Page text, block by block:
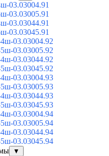
03.03004.91
03.03005.91
03.03044.91
03.03045.91
03.03004.92
03.03005.92
03.03044.92
03.03045.92
03.03004.93
03.03005.93
03.03044.93
03.03045.93
03.03004.94
03.03005.94
03.03044.94
03.03045.94
▼